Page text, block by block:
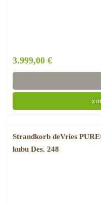
3.999,00 €
Strandkorb deVries
kubu Des. 248